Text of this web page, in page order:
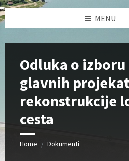
MENU
Odluka o izboru
glavnih
rekonstrukcije
cesta
Home / Dokumenti